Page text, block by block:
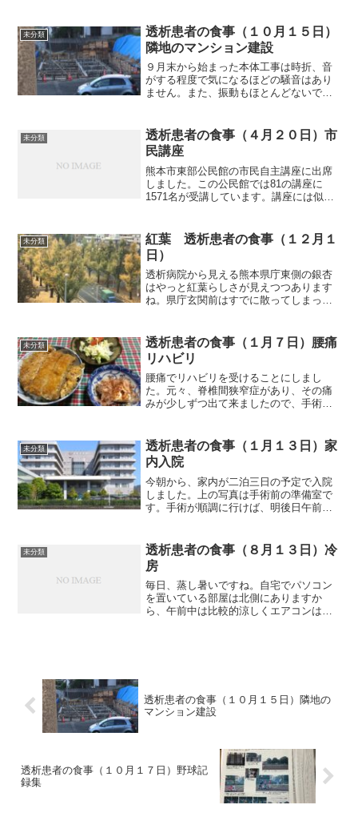
未分類
透析患者の食事（１０月１５日）
隣地のマンション建設
９月末から始まった本体工事は時折、音
がする程度で気になるほどの騒音はあり
ません。また、振動もほとんどないです
ンションです。狭いですね。それでは朝
食から紹介します。朝食（...
未分類
透析患者の食事（４月２０日）市
民講座
熊本市東部公民館の市民自主講座に出席
しました。この公民館では81の講座に
1571名が受講しています。講座には似た
めての英会話と英会話入門とはどう違う
のでしょうか？講座に...
未分類
紅葉 透析患者の食事（１２月１
日）
透析病院から見える熊本県庁東側の銀杏
はやっと紅葉らしさが見えつつあります
ね。県庁玄関前はすでに散ってしまって
線が下の方になります。それでは朝食か
ら紹介します。朝食（塩サ...
未分類
透析患者の食事（１月７日）腰痛
リハビリ
腰痛でリハビリを受けることにしまし
た。元々、脊椎間狭窄症があり、その痛
みが少しずつ出て来ましたので、手術を
くらいかけて、電気治療、温め、その後
マッサージをやってもらい...
未分類
透析患者の食事（１月１３日）家
内入院
今朝から、家内が二泊三日の予定で入院
しました。上の写真は手術前の準備室で
す。手術が順調に行けば、明後日午前中
家の中が寒い寒い。二階の部屋にいた
ら、昼頃からはエアコンを止...
未分類
透析患者の食事（８月１３日）冷
房
毎日、蒸し暑いですね。自宅でパソコン
を置いている部屋は北側にありますか
ら、午前中は比較的涼しくエアコンは不
透析患者の食事（１０月１５日）隣地の
マンション建設
透析患者の食事（１０月１７日）野球記
録集